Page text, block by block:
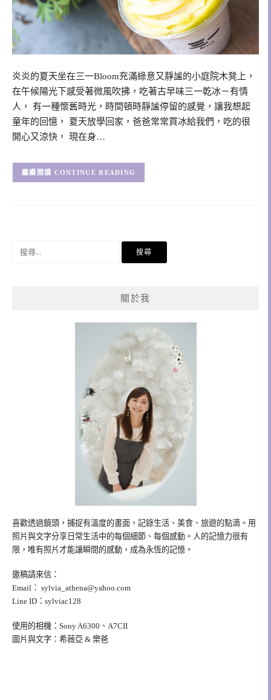
炎炎的夏天坐在三一Bloom充滿綠意又靜謐的小庭院木凳上，
在午候陽光下感受著微風吹拂，吃著古早味三一乾冰－有情
人， 有一種懷舊時光，時間頓時靜謐停留的感覺，讓我想起
童年的回憶， 夏天放學回家，爸爸常常買冰給我們，吃的很
開心又涼快， 現在身…
CONTINUE READING
關於我
喜歡透過鏡頭，捕捉有溫度的畫面，記錄生活、美食、旅遊的點滴。用
照片與文字分享日常生活中的每個細節、每個感動。人的記憶力很有
限，唯有照片才能讓瞬間的感動，成為永恆的記憶。
邀稿請來信：
Email： sylvia_athena@yahoo.com
Line ID：sylviac128
使用的相機：Sony A6300、A7CII
圖片與文字：希薇亞 & 樂爸